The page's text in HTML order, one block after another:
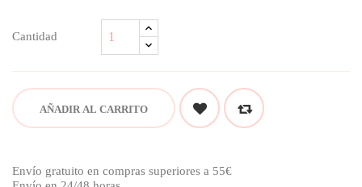
Cantidad
AÑADIR AL CARRITO
Envío gratuito en compras superiores a 55€